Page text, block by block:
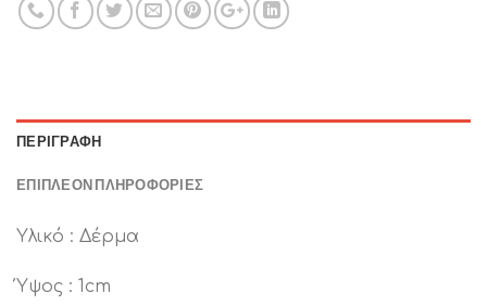
ΠΕΡΙΓΡΑΦΉ
ΕΠΙΠΛΈΟΝ ΠΛΗΡΟΦΟΡΊΕΣ
Υλικό : Δέρμα
Ύψος : 1cm